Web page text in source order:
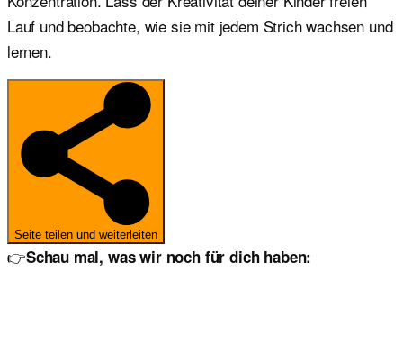
Lauf und beobachte, wie sie mit jedem Strich wachsen und
lernen.
Seite teilen und weiterleiten
👉Schau mal, was wir noch für dich haben: